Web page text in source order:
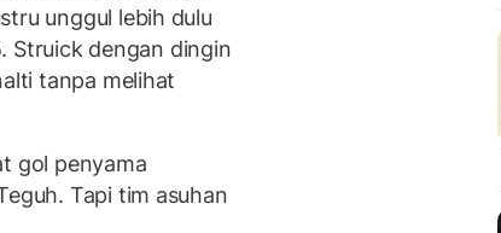
unggul lebih dulu
Struick dengan dingin
tanpa melihat
gol penyama
Tapi tim asuhan